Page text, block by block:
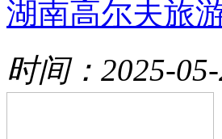
湖南高尔夫旅
时间：2025-